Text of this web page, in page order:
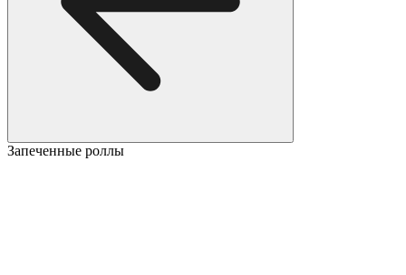
Запеченные роллы